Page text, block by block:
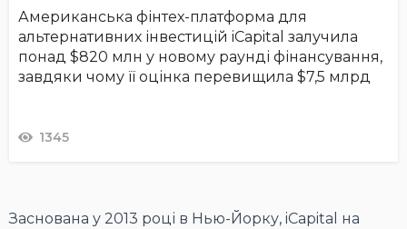
Американська фінтех-платформа для
альтернативних інвестицій iCapital залучила
понад $820 млн у новому раунді фінансування,
завдяки чому її оцінка перевищила $7,5 млрд
1345
Заснована у 2013 році в Нью-Йорку, iCapital на